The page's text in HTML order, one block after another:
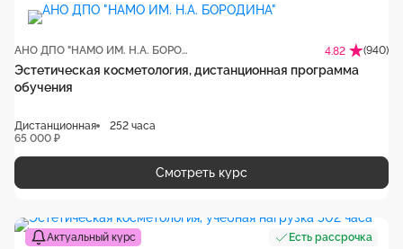
АНО ДПО "НАМО ИМ. Н.А. БОРОДИНА" 4.82 (940)
Эстетическая косметология, дистанционная программа
обучения
Дистанционная
252 часа
65 000 ₽
Смотреть курс
Актуальный курс Есть рассрочка